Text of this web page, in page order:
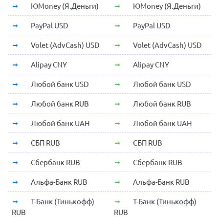
ЮMoney (Я.Деньги) ЮMoney (Я.Деньги)
PayPal USD PayPal USD
Volet (AdvCash) USD Volet (AdvCash) USD
Alipay CNY Alipay CNY
Любой банк USD Любой банк USD
Любой банк RUB Любой банк RUB
Любой банк UAH Любой банк UAH
СБП RUB СБП RUB
Сбербанк RUB Сбербанк RUB
Альфа-Банк RUB Альфа-Банк RUB
Т-Банк (Тинькофф)
RUB
Т-Банк (Тинькофф)
RUB